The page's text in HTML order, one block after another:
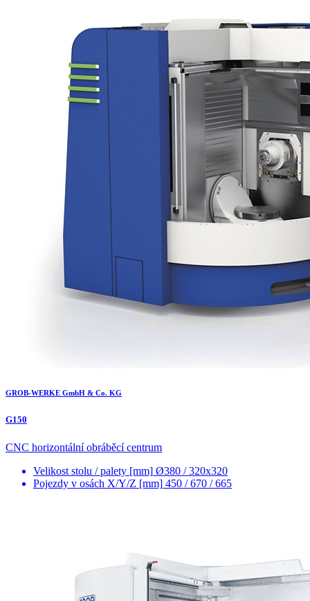
GROB-WERKE GmbH & Co. KG
G150
CNC horizontální obráběcí centrum
Velikost stolu / palety [mm] Ø380 / 320x320
Pojezdy v osách X/Y/Z [mm] 450 / 670 / 665